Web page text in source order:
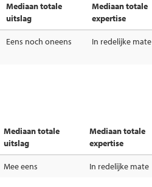
Mediaan totale
uitslag
Mediaan totale
expertise
Eens noch oneens In redelijke mate
Mediaan totale
uitslag
Mediaan totale
expertise
Mee eens In redelijke mate